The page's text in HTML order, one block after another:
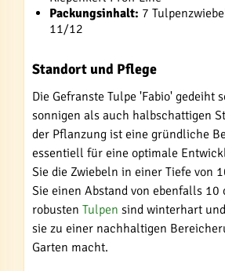
Packungsinhalt: 7
11/12
Standort und Pflege
Die Gefranste Tulpe 'Fabio' gedeiht
sonnigen als auch halbschattigen
der Pflanzung ist eine gründliche
essentiell für eine optimale
Sie die Zwiebeln in einer Tiefe von
Sie einen Abstand von ebenfalls 10
robusten Tulpen sind winterhart
sie zu einer nachhaltigen
Garten macht.